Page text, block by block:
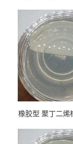
橡胶型 聚丁二烯
性